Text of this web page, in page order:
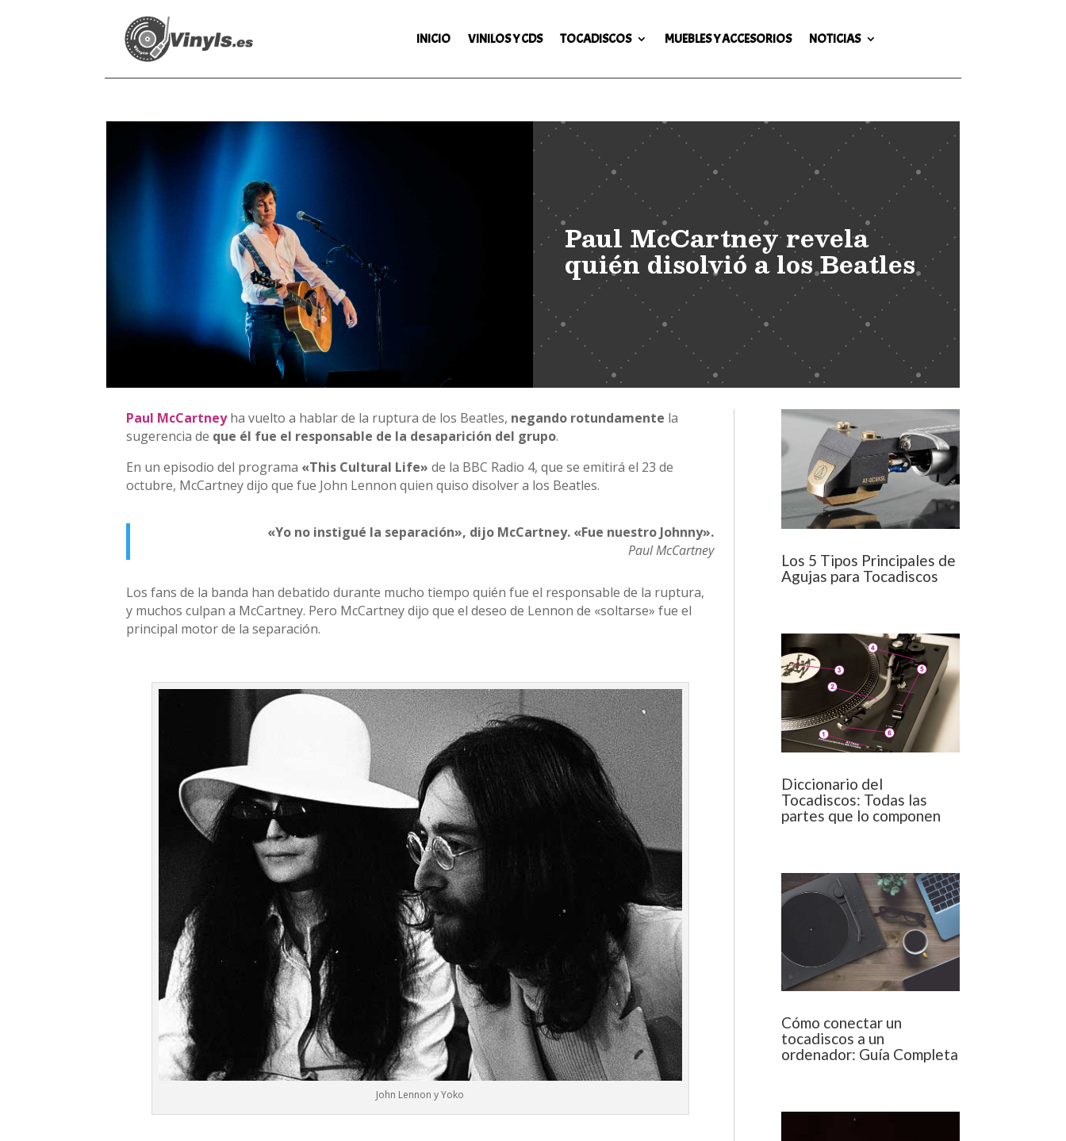
INICIO VINILOS Y CDS TOCADISCOS MUEBLES Y ACCESORIOS NOTICIAS
Paul McCartney revela
quién disolvió a los Beatles
Paul McCartneyha vuelto a hablar de la ruptura de los Beatles, negando rotundamente la
sugerencia de que él fue el responsable de la desaparición del grupo.
En un episodio del programa «This Cultural Life» de la BBC Radio 4, que se emitirá el 23 de
octubre, McCartney dijo que fue John Lennon quien quiso disolver a los Beatles.
«Yo no instigué la separación», dijo McCartney. «Fue nuestro Johnny».
Paul McCartney
Los fans de la banda han debatido durante mucho tiempo quién fue el responsable de la ruptura,
y muchos culpan a McCartney. Pero McCartney dijo que el deseo de Lennon de «soltarse» fue el
principal motor de la separación.
John Lennon y Yoko
Los 5 Tipos Principales de
Agujas para Tocadiscos
Diccionario del
Tocadiscos: Todas las
partes que lo componen
Cómo conectar un
tocadiscos a un
ordenador: Guía Completa